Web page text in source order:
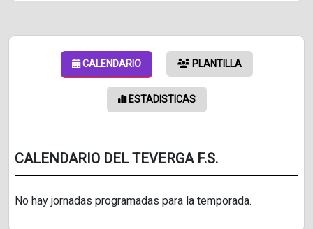
CALENDARIO PLANTILLA
ESTADISTICAS
CALENDARIO DEL TEVERGA F.S.
No hay jornadas programadas para la temporada.